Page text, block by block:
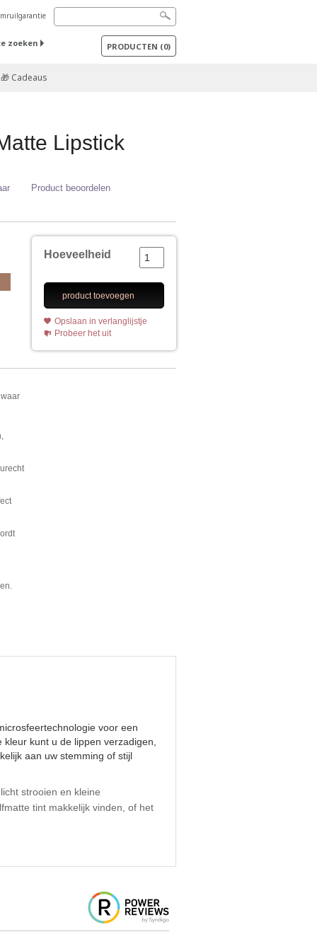
zoeken PRODUCTEN (0)
🎁 Cadeaus
Lipstick
Product beoordelen
Hoeveelheid
product toevoegen
Opslaan in verlanglijstje
Probeer het uit
voor een
kunt u de lippen verzadigen,
aan uw stemming of stijl
strooien en kleine
tint makkelijk vinden, of het